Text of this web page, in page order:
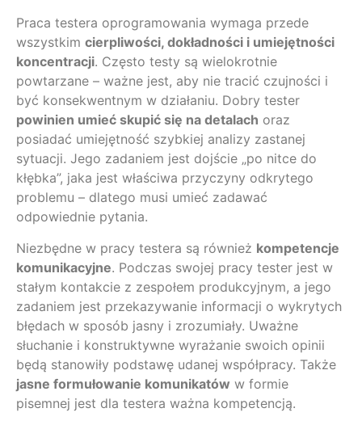
Praca testera oprogramowania wymaga przede
wszystkim cierpliwości, dokładności i umiejętności
koncentracji. Często testy są wielokrotnie
powtarzane – ważne jest, aby nie tracić czujności i
być konsekwentnym w działaniu. Dobry tester
powinien umieć skupić się na detalach oraz
posiadać umiejętność szybkiej analizy zastanej
sytuacji. Jego zadaniem jest dojście „po nitce do
kłębka”, jaka jest właściwa przyczyny odkrytego
problemu – dlatego musi umieć zadawać
odpowiednie pytania.
Niezbędne w pracy testera są również kompetencje
komunikacyjne. Podczas swojej pracy tester jest w
stałym kontakcie z zespołem produkcyjnym, a jego
zadaniem jest przekazywanie informacji o wykrytych
błędach w sposób jasny i zrozumiały. Uważne
słuchanie i konstruktywne wyrażanie swoich opinii
będą stanowiły podstawę udanej współpracy. Także
jasne formułowanie komunikatów w formie
pisemnej jest dla testera ważna kompetencją.